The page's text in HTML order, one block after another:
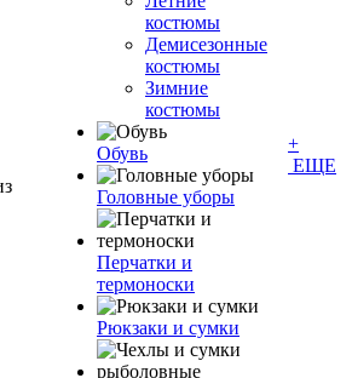
костюмы
Демисезонные
костюмы
Зимние
костюмы
Обувь
Головные уборы
Перчатки и
термоноски
Рюкзаки и сумки
+
ЕЩЕ